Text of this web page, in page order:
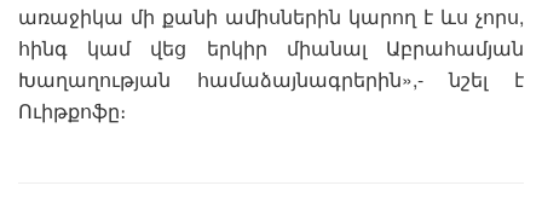
առաջիկա մի քանի ամիսներին կարող է ևս չորս,
հինգ կամ վեց երկիր միանալ Աբրահամյան
Խաղաղության համաձայնագրերին»,- նշել է
Ուիթքոֆը։